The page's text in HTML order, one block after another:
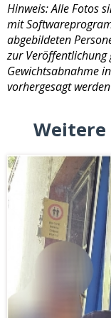
Hinweis: Alle Fotos
mit
abgebildeten
zur Veröffentlichung
Gewichtsabnahme
vorhergesagt
Weitere